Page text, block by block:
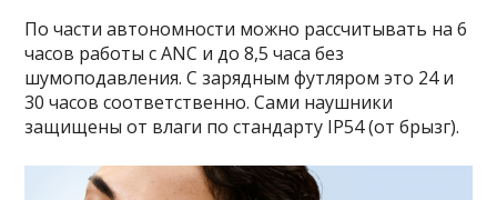
По части автономности можно рассчитывать на 6
часов работы с ANC и до 8,5 часа без
шумоподавления. С зарядным футляром это 24 и
30 часов соответственно. Сами наушники
защищены от влаги по стандарту IP54 (от брызг).